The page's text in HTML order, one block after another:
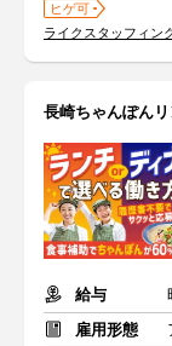
ヒゲ可
ライクスタッフィン
長崎ちゃんぽん
給与
雇用形態